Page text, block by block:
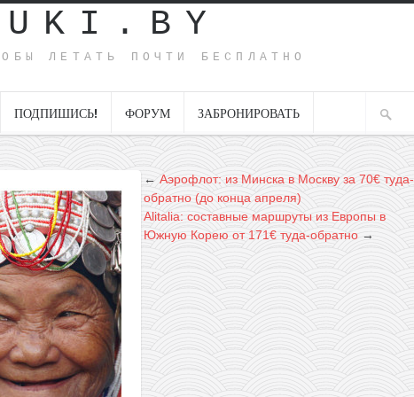
ЛЕТАТЬ ПОЧТИ БЕСПЛАТНО
ПОДПИШИСЬ! ФОРУМ ЗАБРОНИРОВАТЬ
←Аэрофлот: из Минска в Москву за 70€ туда-
обратно (до конца апреля)
Alitalia: составные маршруты из Европы в
Южную Корею от 171€ туда-обратно →